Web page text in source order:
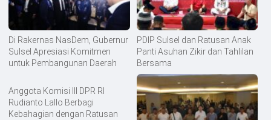
Di Rakernas NasDem, Gubernur
Sulsel Apresiasi Komitmen
untuk Pembangunan Daerah
PDIP Sulsel dan Ratusan Anak
Panti Asuhan Zikir dan Tahlilan
Bersama
Anggota Komisi III DPR RI
Rudianto Lallo Berbagi
Kebahagian dengan Ratusan